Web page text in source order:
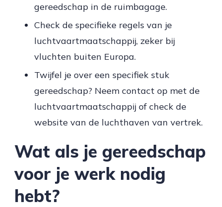
gereedschap in de ruimbagage.
Check de specifieke regels van je
luchtvaartmaatschappij, zeker bij
vluchten buiten Europa.
Twijfel je over een specifiek stuk
gereedschap? Neem contact op met de
luchtvaartmaatschappij of check de
website van de luchthaven van vertrek.
Wat als je gereedschap
voor je werk nodig
hebt?